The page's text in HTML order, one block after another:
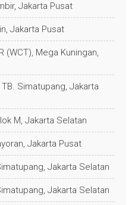
Jakarta Pusat
Jakarta Pusat
(WCT), Mega Kuningan,
TB. Simatupang, Jakarta
M, Jakarta Selatan
Jakarta Pusat
Jakarta Selatan
Jakarta Selatan